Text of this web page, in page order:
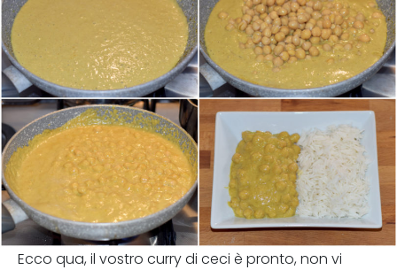
Ecco qua, il vostro curry di ceci è pronto, non vi